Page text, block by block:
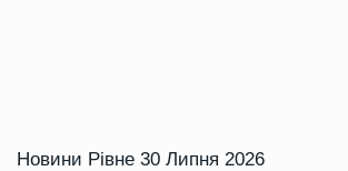
Новини Рівне 30 Липня 2026